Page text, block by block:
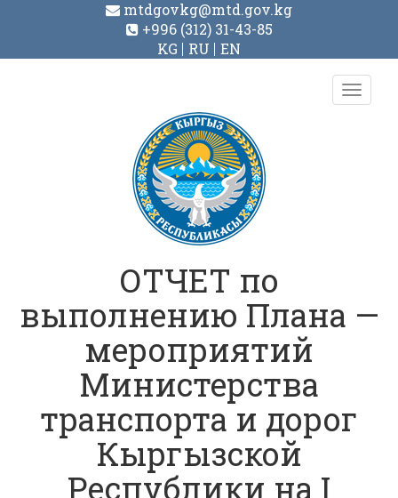
mtdgovkg@mtd.gov.kg
+996 (312) 31-43-85
KG
RU EN
Toggle
ОТЧЕТ по
выполнению Плана —
мероприятий
Министерства
транспорта и дорог
Кыргызской
Республики на I